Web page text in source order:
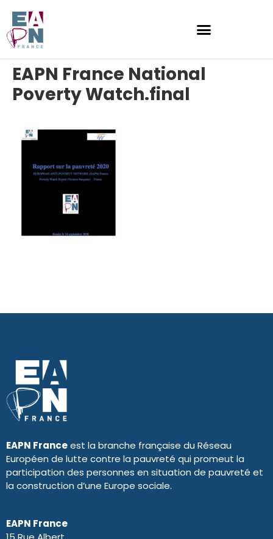
EAPN France National
Poverty Watch.final
EAPN Franceest la branche française du Réseau
Européen de lutte contre la pauvreté qui promeut la
participation des personnes en situation de pauvreté et
la construction d’une Europe sociale.
EAPN France